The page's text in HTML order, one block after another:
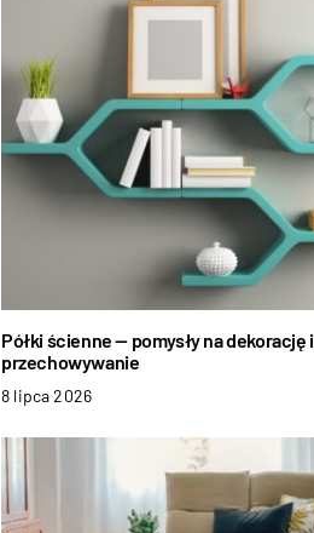
Półki ścienne — pomysły na dekorację i
przechowywanie
8 lipca 2026